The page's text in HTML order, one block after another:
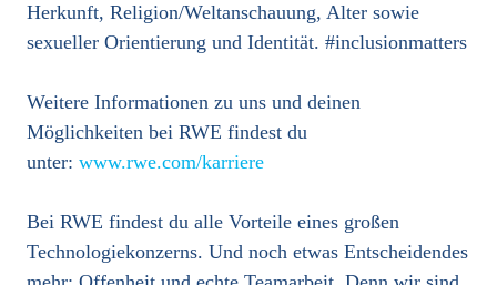
Herkunft, Religion/Weltanschauung, Alter sowie
sexueller Orientierung und Identität. #inclusionmatters
Weitere Informationen zu uns und deinen
Möglichkeiten bei RWE findest du
unter: www.rwe.com/karriere
Bei RWE findest du alle Vorteile eines großen
Technologiekonzerns. Und noch etwas Entscheidendes